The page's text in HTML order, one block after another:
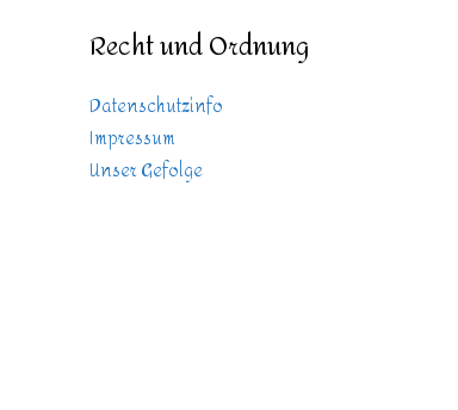
Recht und Ordnung
Datenschutzinfo
Impressum
Unser Gefolge